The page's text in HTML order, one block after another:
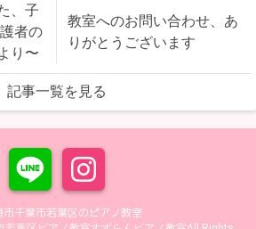
、子
者の
り〜
教室へのお問い合わせ、あ
りがとうございます
記事一覧を見る
市千葉市若葉区のピアノ教室